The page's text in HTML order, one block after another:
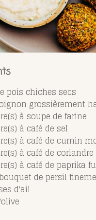
pois chiches secs
grossièrement
à soupe de farine
à café de sel
à café de cumin
à café de
à café de paprika
de persil
d'ail